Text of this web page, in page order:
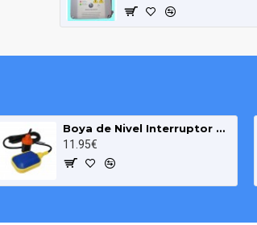
Boya de Nivel Interruptor para Bombas Pozo y Deposito cable 3m
11.95€